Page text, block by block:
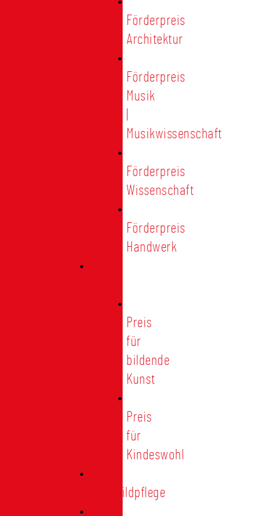
Förderpreis
Architektur
Förderpreis
Musik
Musikwissenschaft
Förderpreis
Wissenschaft
Förderpreis
Handwerk
Preis
für
bildende
Kunst
Preis
für
Kindeswohl
Stadtbildpflege